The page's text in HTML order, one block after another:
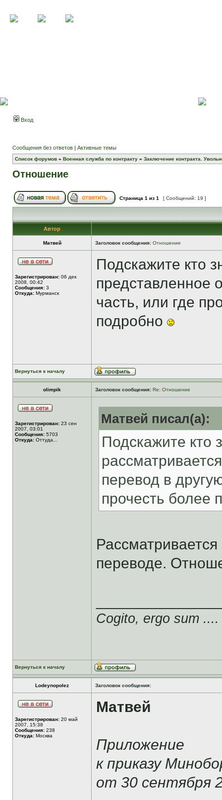
Вход
Сообщения без ответов | Активные темы
Список форумов » Военная служба по контракту » Заключение контракта.
Отношение
Страница 1 из 1 [ Сообщений: 19 ]
Автор
Матвей Заголовок сообщения: Отношение
Зарегистрирован: 06 дек
2008, 00:42
Сообщения: 3
Откуда: Мурманск
Подскажите кто
представленное
часть, или где
подробно
Вернуться к началу
olimpik Заголовок сообщения: Re: Отношение
Зарегистрирован: 23 сен
2007, 03:01
Сообщения: 5703
Откуда: Оттуда...
Матвей писал(а):
Подскажите кто
перевод в
прочесть более
переводе.
Cogito, ergo sum ....
Вернуться к началу
Lodeynopolez Заголовок сообщения:
Зарегистрирован: 20 май
2007, 15:38
Сообщения: 238
Откуда: Москва
Матвей
Приложение
к приказу
от 30 сентября